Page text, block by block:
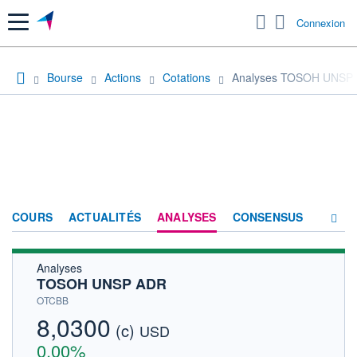
Menu Connexion
Bourse Actions Cotations Analyses TOSOH UNSP
COURS ACTUALITÉS ANALYSES CONSENSUS
Analyses
TOSOH UNSP ADR
OTCBB
8,0300 (c) USD
0,00%